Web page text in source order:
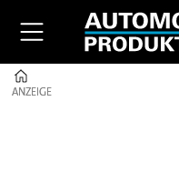
ANZEIGE
ANZEIGE